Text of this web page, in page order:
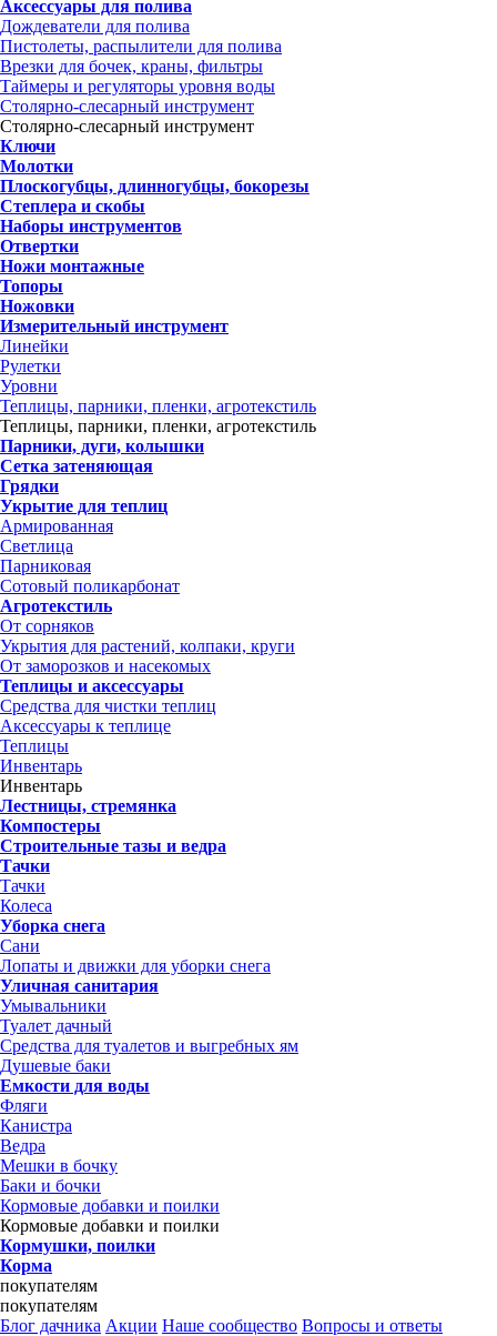
Аксессуары для полива
Дождеватели для полива
Пистолеты, распылители для полива
Врезки для бочек, краны, фильтры
Таймеры и регуляторы уровня воды
Столярно-слесарный инструмент
Столярно-слесарный инструмент
Ключи
Молотки
Плоскогубцы, длинногубцы, бокорезы
Степлера и скобы
Наборы инструментов
Отвертки
Ножи монтажные
Топоры
Ножовки
Измерительный инструмент
Линейки
Рулетки
Уровни
Теплицы, парники, пленки, агротекстиль
Теплицы, парники, пленки, агротекстиль
Парники, дуги, колышки
Сетка затеняющая
Грядки
Укрытие для теплиц
Армированная
Светлица
Парниковая
Сотовый поликарбонат
Агротекстиль
От сорняков
Укрытия для растений, колпаки, круги
От заморозков и насекомых
Теплицы и аксессуары
Средства для чистки теплиц
Аксессуары к теплице
Теплицы
Инвентарь
Инвентарь
Лестницы, стремянка
Компостеры
Строительные тазы и ведра
Тачки
Тачки
Колеса
Уборка снега
Сани
Лопаты и движки для уборки снега
Уличная санитария
Умывальники
Туалет дачный
Средства для туалетов и выгребных ям
Душевые баки
Емкости для воды
Фляги
Канистра
Ведра
Мешки в бочку
Баки и бочки
Кормовые добавки и поилки
Кормовые добавки и поилки
Кормушки, поилки
Корма
покупателям
покупателям
Блог дачника Акции Наше сообщество Вопросы и ответы